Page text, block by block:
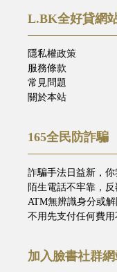
L.BK全好貸網
隱私權政策
服務條款
常見問題
關於本站
165全民防詐騙
詐騙手法日益新，
陌生電話不牢靠，
ATM無辨識身分或
不用先支付任何費
加入臉書社群